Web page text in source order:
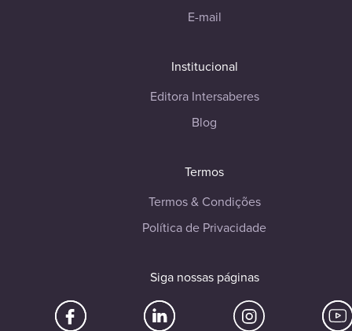
E-mail
Institucional
Editora Intersaberes
Blog
Termos
Termos & Condições
Política de Privacidade
Siga nossas páginas